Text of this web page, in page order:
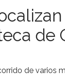
de
de varios